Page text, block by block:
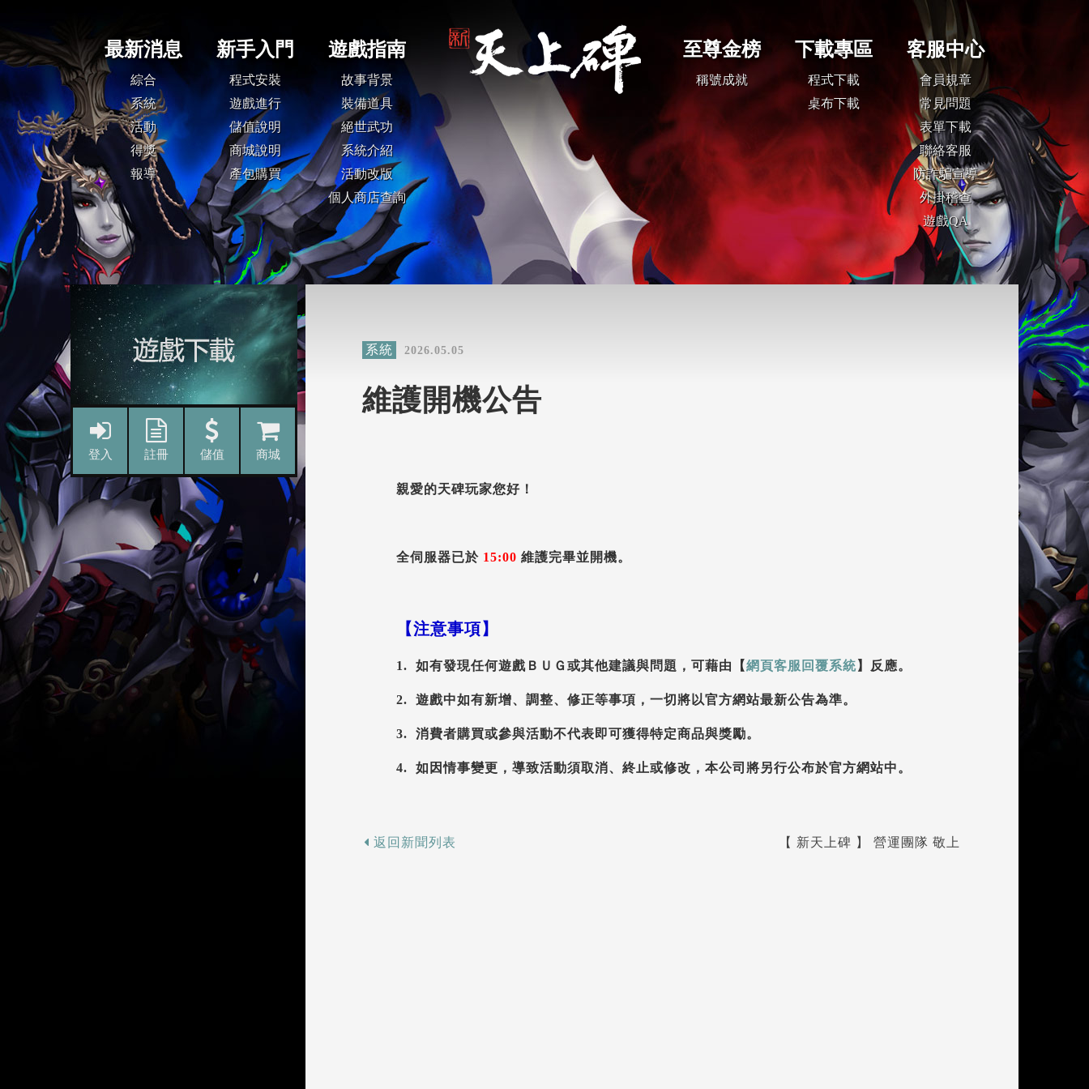
系統 2026.05.05
維護開機公告
親愛的天碑玩家您好！
全伺服器已於 15:00 維護完畢並開機。
【注意事項】
1. 如有發現任何遊戲ＢＵＧ或其他建議與問題，可藉由【網頁客服回覆系統】反應。
2. 遊戲中如有新增、調整、修正等事項，一切將以官方網站最新公告為準。
3. 消費者購買或參與活動不代表即可獲得特定商品與獎勵。
4. 如因情事變更，導致活動須取消、終止或修改，本公司將另行公布於官方網站中。
返回新聞列表 【 新天上碑 】 營運團隊 敬上